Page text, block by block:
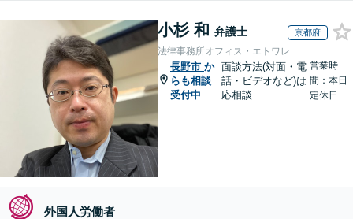
小杉 和 弁護士 京都府
法律事務所オフィス・エトワレ
長野市 か
らも相談
受付中
面談方法(対面・電
話・ビデオなど)は
応相談
営業時
間：本日
定休日
外国人労働者